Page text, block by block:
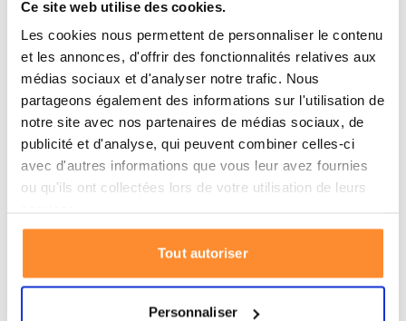
Ce site web utilise des cookies.
Les cookies nous permettent de personnaliser le contenu
et les annonces, d'offrir des fonctionnalités relatives aux
médias sociaux et d'analyser notre trafic. Nous
partageons également des informations sur l'utilisation de
notre site avec nos partenaires de médias sociaux, de
publicité et d'analyse, qui peuvent combiner celles-ci
avec d'autres informations que vous leur avez fournies
ou qu'ils ont collectées lors de votre utilisation de leurs
Tout autoriser
Personnaliser
Spécifications de l'Optimus Crux Lite
Source : gaz
Durée moyenne de combustion : 90 min / 230 g
Temps moyen pour faire bouillir de l'eau : 3
minutes
Puissance : 3000 W / 12000 BTU/h / 7.0 MJ/h
Longueur : 107 mm